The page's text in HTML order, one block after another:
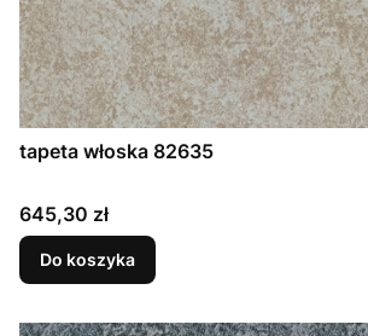
tapeta włoska 82635
Cena
645,30 zł
Do koszyka